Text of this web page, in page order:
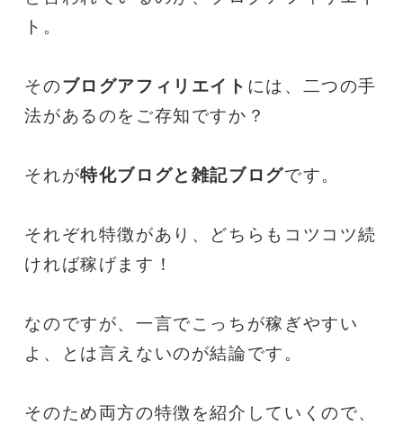
ト。
そのブログアフィリエイト には、二つの手
法があるのをご存知ですか？
それが特化ブログと雑記ブログです。
それぞれ特徴があり、どちらもコツコツ続
ければ稼げます！
なのですが、一言でこっちが稼ぎやすい
よ、とは言えないのが結論です。
そのため両方の特徴を紹介していくので、